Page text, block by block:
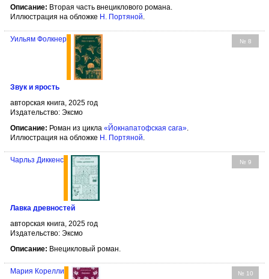
Описание: Вторая часть внециклового романа.
Иллюстрация на обложке Н. Портяной.
№ 8
Уильям Фолкнер
Звук и ярость
авторская книга, 2025 год
Издательство: Эксмо
Описание: Роман из цикла «Йокнапатофская сага».
Иллюстрация на обложке Н. Портяной.
№ 9
Чарльз Диккенс
Лавка древностей
авторская книга, 2025 год
Издательство: Эксмо
Описание: Внецикловый роман.
№ 10
Мария Корелли